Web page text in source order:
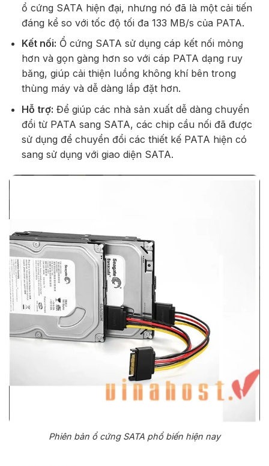
ổ cứng SATA hiện đại, nhưng nó đã là một cải tiến
đáng kể so với tốc độ tối đa 133 MB/s của PATA.
Kết nối: Ổ cứng SATA sử dụng cáp kết nối mỏng
hơn và gọn gàng hơn so với cáp PATA dạng ruy
băng, giúp cải thiện luồng không khí bên trong
thùng máy và dễ dàng lắp đặt hơn.
Hỗ trợ: Để giúp các nhà sản xuất dễ dàng chuyển
đổi từ PATA sang SATA, các chip cầu nối đã được
sử dụng để chuyển đổi các thiết kế PATA hiện có
sang sử dụng với giao diện SATA.
Phiên bản ổ cứng SATA phổ biến hiện nay